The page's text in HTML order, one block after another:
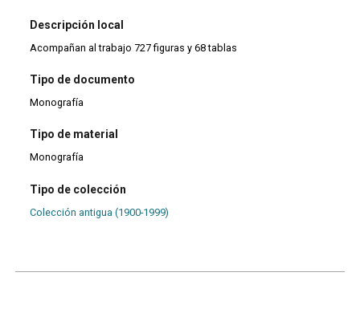
Descripción local
Acompañan al trabajo 727 figuras y 68 tablas
Tipo de documento
Monografía
Tipo de material
Monografía
Tipo de colección
Colección antigua (1900-1999)